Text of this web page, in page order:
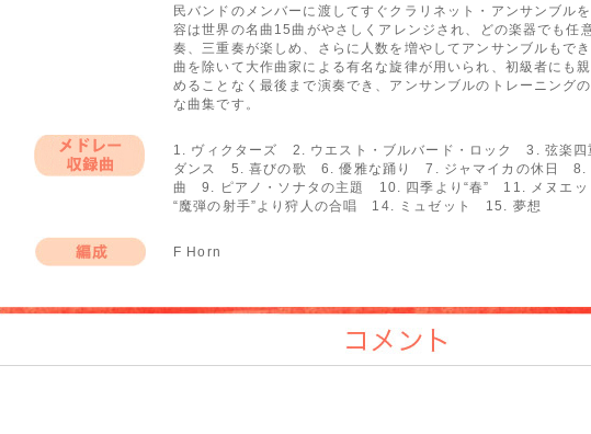
民バンドのメンバーに渡してすぐクラリネット・アンサンブル
容は世界の名曲15曲がやさしくアレンジされ、どの楽器でも任
奏、三重奏が楽しめ、さらに人数を増やしてアンサンブルもで
曲を除いて大作曲家による有名な旋律が用いられ、初級者にも
めることなく最後まで演奏でき、アンサンブルのトレーニング
な曲集です。
1. ヴィクターズ 2. ウエスト・ブルバード・ロック 3. 弦楽四
ダンス 5. 喜びの歌 6. 優雅な踊り 7. ジャマイカの休日 8.
曲 9. ピアノ・ソナタの主題 10. 四季より“春” 11. メヌエ
“魔弾の射手”より狩人の合唱 14. ミュゼット 15. 夢想
F Horn
コメント